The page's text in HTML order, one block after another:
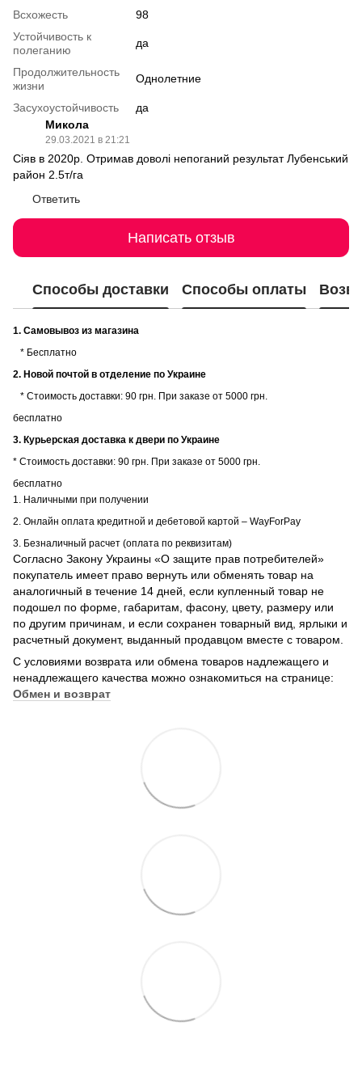
Всхожесть
98
Устойчивость к
полеганию
да
Продолжительность
жизни
Однолетние
Засухоустойчивость
да
Микола
29.03.2021 в 21:21
Сіяв в 2020р. Отримав доволі непоганий результат Лубенський
район 2.5т/га
Ответить
Написать отзыв
Способы доставки Способы оплаты
1. Самовывоз из магазина
* Бесплатно
2. Новой почтой в отделение по Украине
* Стоимость доставки: 90 грн. При заказе от 5000 грн.
бесплатно
3. Курьерская доставка к двери по Украине
* Стоимость доставки: 90 грн. При заказе от 5000 грн.
бесплатно
1. Наличными при получении
2. Онлайн оплата кредитной и дебетовой картой – WayForPay
3. Безналичный расчет (оплата по реквизитам)
Согласно Закону Украины «О защите прав потребителей»
покупатель имеет право вернуть или обменять товар на
аналогичный в течение 14 дней, если купленный товар не
подошел по форме, габаритам, фасону, цвету, размеру или
по другим причинам, и если сохранен товарный вид, ярлыки и
расчетный документ, выданный продавцом вместе с товаром.
С условиями возврата или обмена товаров надлежащего и
ненадлежащего качества можно ознакомиться на странице:
Обмен и возврат